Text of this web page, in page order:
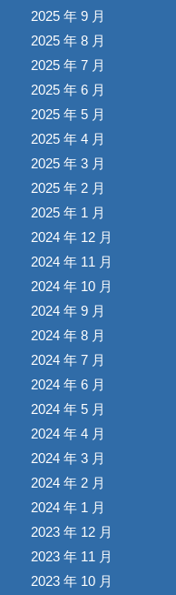
2025 年 9 月
2025 年 8 月
2025 年 7 月
2025 年 6 月
2025 年 5 月
2025 年 4 月
2025 年 3 月
2025 年 2 月
2025 年 1 月
2024 年 12 月
2024 年 11 月
2024 年 10 月
2024 年 9 月
2024 年 8 月
2024 年 7 月
2024 年 6 月
2024 年 5 月
2024 年 4 月
2024 年 3 月
2024 年 2 月
2024 年 1 月
2023 年 12 月
2023 年 11 月
2023 年 10 月